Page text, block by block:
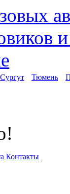
Сургут Тюмень
Контакты